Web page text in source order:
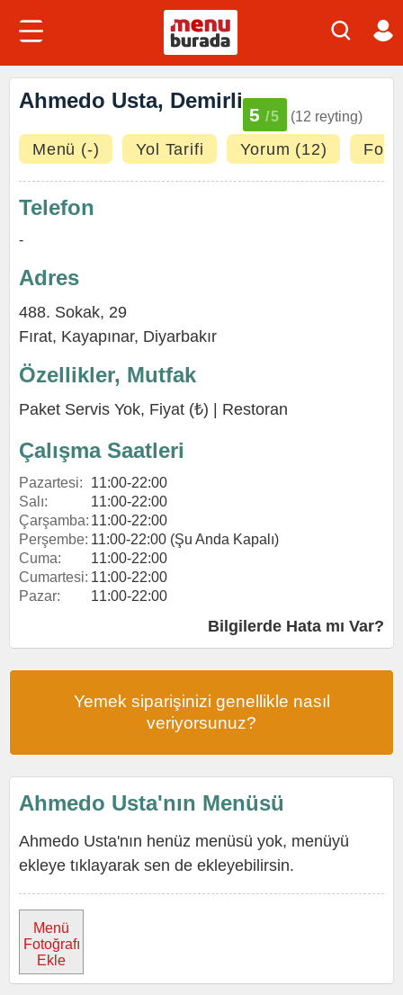
Ahmedo Usta, Demirli
5 /5 (12 reyting)
Menü (-) Yol Tarifi Yorum (12)
Telefon
-
Adres
488. Sokak, 29
Fırat, Kayapınar, Diyarbakır
Özellikler, Mutfak
Paket Servis Yok, Fiyat (₺) | Restoran
Çalışma Saatleri
Pazartesi:
11:00-22:00
Salı:
11:00-22:00
Çarşamba: 11:00-22:00
Perşembe: 11:00-22:00 (Şu Anda Kapalı)
Cuma:
11:00-22:00
Cumartesi: 11:00-22:00
Pazar:
11:00-22:00
Bilgilerde Hata mı Var?
Yemek siparişinizi genellikle nasıl
veriyorsunuz?
Ahmedo Usta'nın Menüsü
Ahmedo Usta'nın henüz menüsü yok, menüyü
ekleye tıklayarak sen de ekleyebilirsin.
Menü
Fotoğrafı
Ekle